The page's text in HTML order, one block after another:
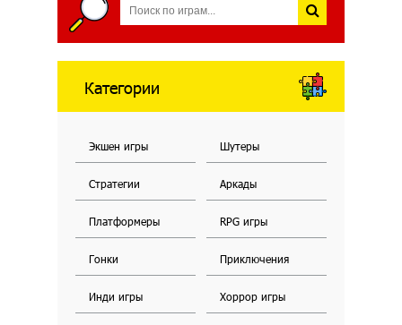
Категории
Экшен игры Шутеры
Стратегии Аркады
Платформеры RPG игры
Гонки Приключения
Инди игры Хоррор игры